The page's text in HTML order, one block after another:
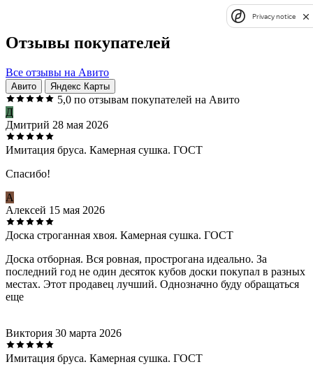
Отзывы покупателей
Все отзывы на Авито
Авито Яндекс Карты
5,0 по отзывам покупателей на Авито
Д
Дмитрий 28 мая 2026
Имитация бруса. Камерная сушка. ГОСТ
Спасибо!
А
Алексей 15 мая 2026
Доска строганная хвоя. Камерная сушка. ГОСТ
Доска отборная. Вся ровная, прострогана идеально. За
последний год не один десяток кубов доски покупал в разных
местах. Этот продавец лучший. Однозначно буду обращаться
еще
Виктория 30 марта 2026
Имитация бруса. Камерная сушка. ГОСТ
Privacy notice